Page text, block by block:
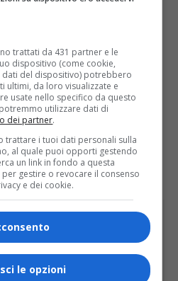
Gessi Summer Excellence 2026
fa
genti valsesiane quinta edizione
fa
il riconoscimento dello
trattati da 431 partner e le
dispositivo (come cookie,
del dispositivo) potrebbero
ultimi, da loro visualizzate e
usate nello specifico da questo
utilizzare dati di
dei partner.
i tuoi dati personali sulla
al quale puoi opporti gestendo
un link in fondo a questa
gestire o revocare il consenso
e dei cookie.
le opzioni